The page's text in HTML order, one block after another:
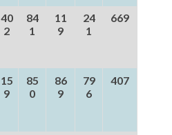
40
2
84
1
11
9
24
1
669
15
9
85
0
86
9
79
6
407